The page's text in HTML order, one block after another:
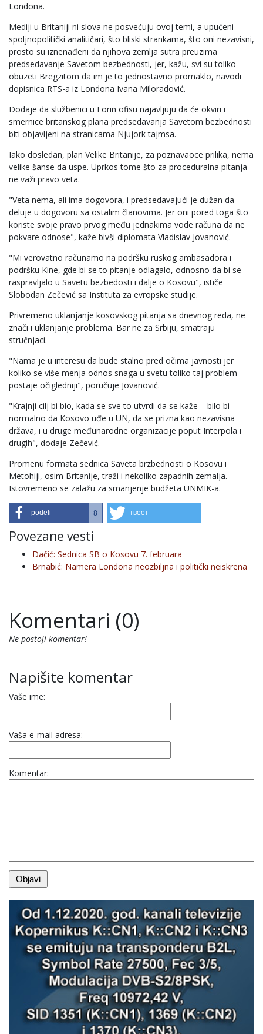
Londona.
Mediji u Britaniji ni slova ne posvećuju ovoj temi, a upućeni
spoljnopolitički analitičari, što bliski strankama, što oni nezavisni,
prosto su iznenađeni da njihova zemlja sutra preuzima
predsedavanje Savetom bezbednosti, jer, kažu, svi su toliko
obuzeti Bregzitom da im je to jednostavno promaklo, navodi
dopisnica RTS-a iz Londona Ivana Miloradović.
Dodaje da službenici u Forin ofisu najavljuju da će okviri i
smernice britanskog plana predsedavanja Savetom bezbednosti
biti objavljeni na stranicama Njujork tajmsa.
Iako dosledan, plan Velike Britanije, za poznavaoce prilika, nema
velike šanse da uspe. Uprkos tome što za proceduralna pitanja
ne važi pravo veta.
"Veta nema, ali ima dogovora, i predsedavajući je dužan da
deluje u dogovoru sa ostalim članovima. Jer oni pored toga što
koriste svoje pravo prvog među jednakima vode računa da ne
pokvare odnose", kaže bivši diplomata Vladislav Jovanović.
"Mi verovatno računamo na podršku ruskog ambasadora i
podršku Kine, gde bi se to pitanje odlagalo, odnosno da bi se
raspravljalo u Savetu bezbedosti i dalje o Kosovu", ističe
Slobodan Zečević sa Instituta za evropske studije.
Privremeno uklanjanje kosovskog pitanja sa dnevnog reda, ne
znači i uklanjanje problema. Bar ne za Srbiju, smatraju
stručnjaci.
"Nama je u interesu da bude stalno pred očima javnosti jer
koliko se više menja odnos snaga u svetu toliko taj problem
postaje očigledniji", poručuje Jovanović.
"Krajnji cilj bi bio, kada se sve to utvrdi da se kaže – bilo bi
normalno da Kosovo uđe u UN, da se prizna kao nezavisna
država, i u druge međunarodne organizacije poput Interpola i
drugih", dodaje Zečević.
Promenu formata sednica Saveta brzbednosti o Kosovu i
Metohiji, osim Britanije, traži i nekoliko zapadnih zemalja.
Istovremeno se zalažu za smanjenje budžeta UNMIK-a.
podeli 8 твеет
Povezane vesti
Dačić: Sednica SB o Kosovu 7. februara
Brnabić: Namera Londona neozbiljna i politički neiskrena
Komentari (0)
Ne postoji komentar!
Napišite komentar
Vaše ime:
Vaša e-mail adresa:
Komentar: